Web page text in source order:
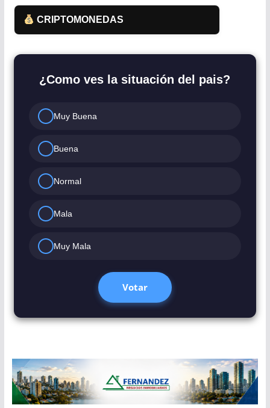
CRIPTOMONEDAS
¿Como ves la situación del pais?
Muy Buena
Buena
Normal
Mala
Muy Mala
Votar